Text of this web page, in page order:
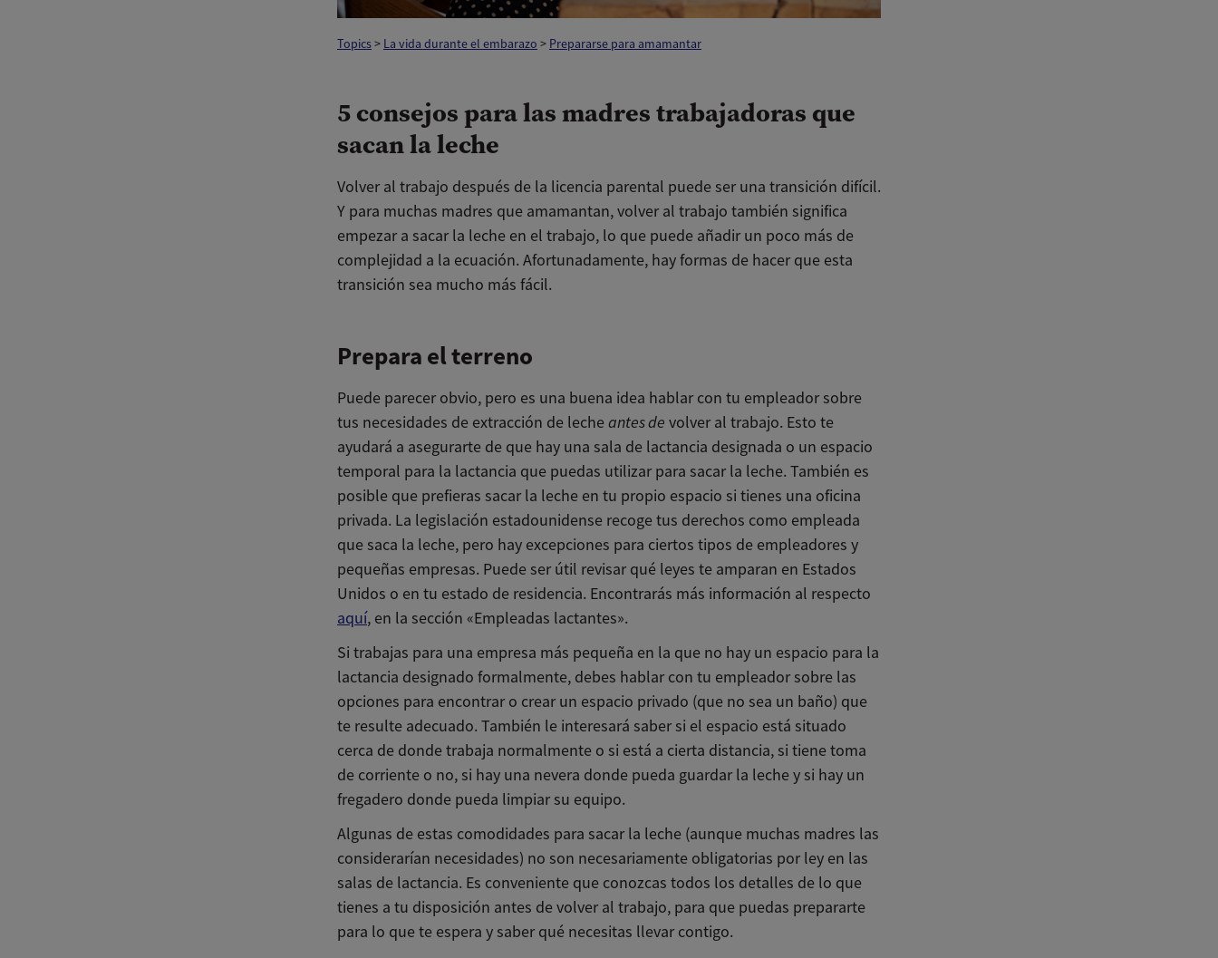
Topics> La vida durante el embarazo > Prepararse para amamantar
5 consejos para las madres trabajadoras que
sacan la leche
Volver al trabajo después de la licencia parental puede ser una transición difícil.
Y para muchas madres que amamantan, volver al trabajo también significa
empezar a sacar la leche en el trabajo, lo que puede añadir un poco más de
complejidad a la ecuación. Afortunadamente, hay formas de hacer que esta
transición sea mucho más fácil.
Prepara el terreno
Puede parecer obvio, pero es una buena idea hablar con tu empleador sobre
tus necesidades de extracción de lecheantes de volver al trabajo. Esto te
ayudará a asegurarte de que hay una sala de lactancia designada o un espacio
temporal para la lactancia que puedas utilizar para sacar la leche. También es
posible que prefieras sacar la leche en tu propio espacio si tienes una oficina
privada. La legislación estadounidense recoge tus derechos como empleada
que saca la leche, pero hay excepciones para ciertos tipos de empleadores y
pequeñas empresas. Puede ser útil revisar qué leyes te amparan en Estados
Unidos o en tu estado de residencia. Encontrarás más información al respecto
aquí, en la sección «Empleadas lactantes».
Si trabajas para una empresa más pequeña en la que no hay un espacio para la
lactancia designado formalmente, debes hablar con tu empleador sobre las
opciones para encontrar o crear un espacio privado (que no sea un baño) que
te resulte adecuado. También le interesará saber si el espacio está situado
cerca de donde trabaja normalmente o si está a cierta distancia, si tiene toma
de corriente o no, si hay una nevera donde pueda guardar la leche y si hay un
fregadero donde pueda limpiar su equipo.
Algunas de estas comodidades para sacar la leche (aunque muchas madres las
considerarían necesidades) no son necesariamente obligatorias por ley en las
salas de lactancia. Es conveniente que conozcas todos los detalles de lo que
tienes a tu disposición antes de volver al trabajo, para que puedas prepararte
para lo que te espera y saber qué necesitas llevar contigo.